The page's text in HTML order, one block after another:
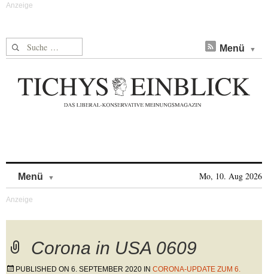
Suche nach: Menü
Menü Mo, 10. Aug 2026
Corona in USA 0609
PUBLISHED ON 6. SEPTEMBER 2020 IN CORONA-UPDATE ZUM 6.